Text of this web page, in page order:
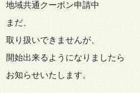
地域共通クーポン申請中
まだ、
取り扱いできませんが、
開始出来るようになりましたら
お知らせいたします。